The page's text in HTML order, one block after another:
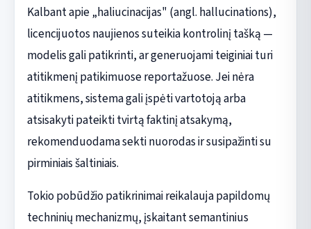
Kalbant apie „haliucinacijas" (angl. hallucinations),
licencijuotos naujienos suteikia kontrolinį tašką —
modelis gali patikrinti, ar generuojami teiginiai turi
atitikmenį patikimuose reportažuose. Jei nėra
atitikmens, sistema gali įspėti vartotoją arba
atsisakyti pateikti tvirtą faktinį atsakymą,
rekomenduodama sekti nuorodas ir susipažinti su
pirminiais šaltiniais.
Tokio pobūdžio patikrinimai reikalauja papildomų
techninių mechanizmų, įskaitant semantinius